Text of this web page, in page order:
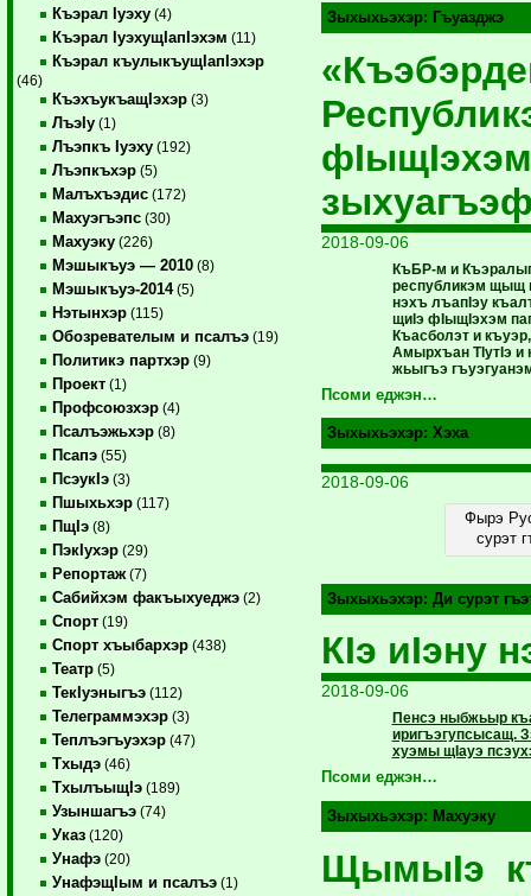
Къэрал Iуэху (4)
Къэрал IуэхущIапIэхэм (11)
Къэрал къулыкъущIапIэхэр
(46)
КъэхъукъащIэхэр (3)
ЛъэIу (1)
Лъэпкъ Iуэху (192)
Лъэпкъхэр (5)
Малъхъэдис (172)
Махуэгъэпс (30)
Махуэку (226)
Мэшыкъуэ — 2010 (8)
Мэшыкъуэ-2014(5)
Нэтынхэр (115)
Обозревателым и псалъэ (19)
Политикэ партхэр (9)
Проект (1)
Профсоюзхэр (4)
Псалъэжьхэр (8)
Псапэ (55)
ПсэукIэ (3)
Пшыхьхэр (117)
ПщIэ (8)
ПэкIухэр (29)
Репортаж (7)
Сабийхэм факъыхуеджэ (2)
Спорт (19)
Спорт хъыбархэр (438)
Театр (5)
ТекIуэныгъэ (112)
Телеграммэхэр (3)
Теплъэгъуэхэр (47)
Тхыдэ (46)
ТхылъыщIэ (189)
Узыншагъэ (74)
Указ (120)
Унафэ (20)
УнафэщIым и псалъэ (1)
Зыхыхьэхэр: Гъуазджэ
фIыщIэхэм
2018-09-06
КъБР-м и
республикэм щыщ
нэхъ лъапIэу
щиIэ фIыщIэхэм
Къасболэт и
Амырхъан ТIутIэ и
жьыгъэ
Псоми еджэн…
Зыхыхьэхэр: Хэха
2018-09-06
Фырэ
сурэт
Зыхыхьэхэр: Ди сурэт
КIэ иIэну
2018-09-06
Пенсэ ныбжьыр
иригъэгупсысащ.
хуэмы щIауэ
Псоми еджэн…
Зыхыхьэхэр: Махуэку
ЩымыIэ